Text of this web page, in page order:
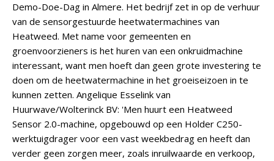
Demo-Doe-Dag in Almere. Het bedrijf zet in op de verhuur
van de sensorgestuurde heetwatermachines van
Heatweed. Met name voor gemeenten en
groenvoorzieners is het huren van een onkruidmachine
interessant, want men hoeft dan geen grote investering te
doen om de heetwatermachine in het groeiseizoen in te
kunnen zetten. Angelique Esselink van
Huurwave/Wolterinck BV: 'Men huurt een Heatweed
Sensor 2.0-machine, opgebouwd op een Holder C250-
werktuigdrager voor een vast weekbedrag en heeft dan
verder geen zorgen meer, zoals inruilwaarde en verkoop,